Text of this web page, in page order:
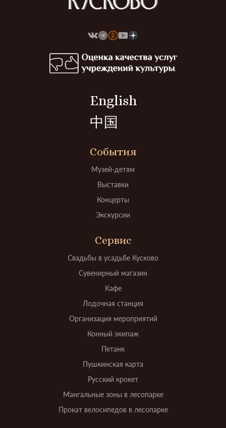
English
中国
События
Музей-детям
Выставки
Концерты
Экскурсии
Сервис
Свадьбы в усадьбе Кусково
Сувенирный магазин
Кафе
Лодочная станция
Организация мероприятий
Конный экипаж
Петанк
Пушкинская карта
Русский крокет
Мангальные зоны в лесопарке
Прокат велосипедов в лесопарке